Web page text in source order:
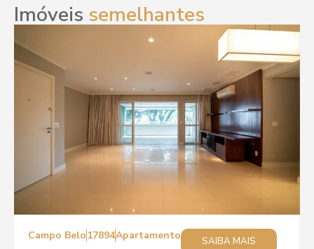
Imóveis semelhantes
Campo Belo 17894Apartamento
SAIBA MAIS